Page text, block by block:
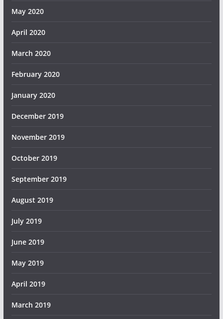
May 2020
April 2020
March 2020
February 2020
January 2020
December 2019
November 2019
October 2019
September 2019
August 2019
July 2019
June 2019
May 2019
April 2019
March 2019